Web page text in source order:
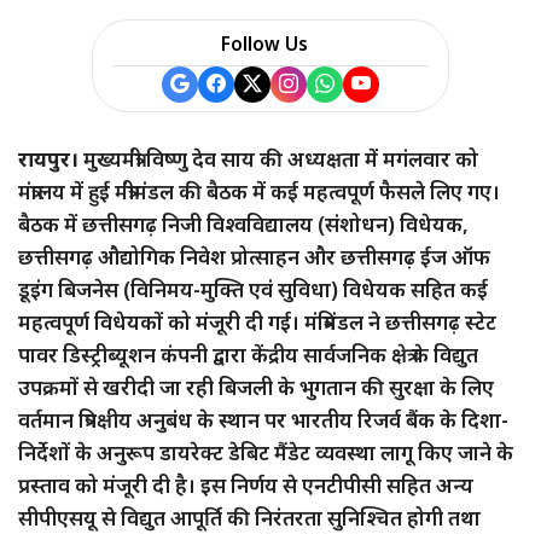
Follow Us
रायपुर। मुख्यमंत्री विष्णु देव साय की अध्यक्षता में मगंलवार को
मंत्रालय में हुई मंत्रीमंडल की बैठक में कई महत्वपूर्ण फैसले लिए गए।
बैठक में छत्तीसगढ़ निजी विश्वविद्यालय (संशोधन) विधेयक,
छत्तीसगढ़ औद्योगिक निवेश प्रोत्साहन और छत्तीसगढ़ ईज ऑफ
डूइंग बिजनेस (विनिमय-मुक्ति एवं सुविधा) विधेयक सहित कई
महत्वपूर्ण विधेयकों को मंजूरी दी गई। मंत्रिमंडल ने छत्तीसगढ़ स्टेट
पावर डिस्ट्रीब्यूशन कंपनी द्वारा केंद्रीय सार्वजनिक क्षेत्र के विद्युत
उपक्रमों से खरीदी जा रही बिजली के भुगतान की सुरक्षा के लिए
वर्तमान त्रिपक्षीय अनुबंध के स्थान पर भारतीय रिजर्व बैंक के दिशा-
निर्देशों के अनुरूप डायरेक्ट डेबिट मैंडेट व्यवस्था लागू किए जाने के
प्रस्ताव को मंजूरी दी है। इस निर्णय से एनटीपीसी सहित अन्य
सीपीएसयू से विद्युत आपूर्ति की निरंतरता सुनिश्चित होगी तथा